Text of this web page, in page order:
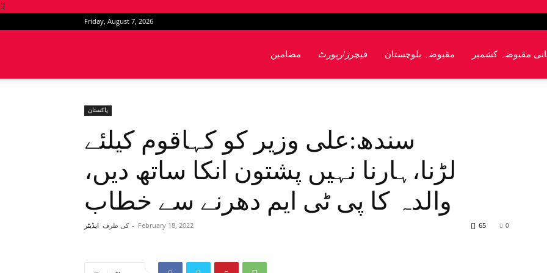
Friday, August 7, 2026
مضامین فیچرز/رپورٹ مقبوضہ بلوچستان مقبوضہ کشمیر
پاکستان
سندھ:علی وزیر کو کہاقوم کیلئے
لڑنا،ہارنا نہیں پشتون انکا ساتھ دیں،
والدہ کا پی ٹی ایم دھرنے سے خطاب
کی طرف ایڈیٹر - February 18, 2022 0
65